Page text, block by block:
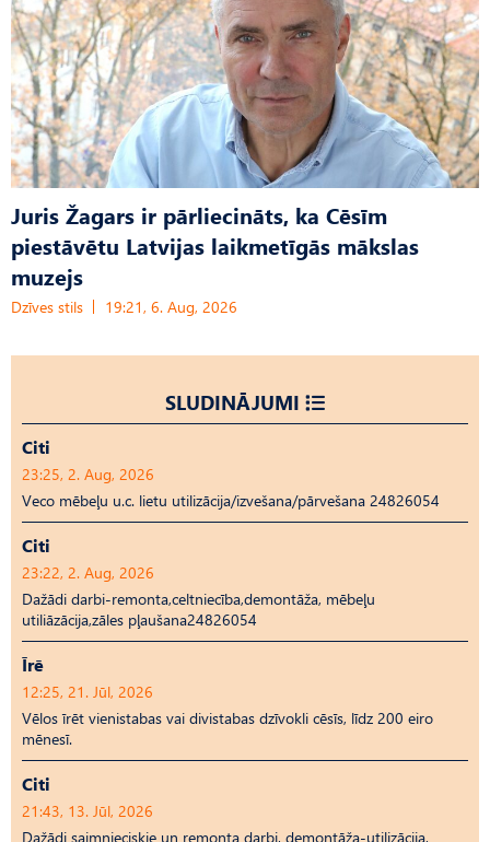
Juris Žagars ir pārliecināts, ka Cēsīm
piestāvētu Latvijas laikmetīgās mākslas
muzejs
Dzīves stils 19:21, 6. Aug, 2026
SLUDINĀJUMI
Citi
23:25, 2. Aug, 2026
Veco mēbeļu u.c. lietu utilizācija/izvešana/pārvešana 24826054
Citi
23:22, 2. Aug, 2026
Dažādi darbi-remonta,celtniecība,demontāža, mēbeļu
utiliāzācija,zāles pļaušana24826054
Īrē
12:25, 21. Jūl, 2026
Vēlos īrēt vienistabas vai divistabas dzīvokli cēsīs, līdz 200 eiro
mēnesī.
Citi
21:43, 13. Jūl, 2026
Dažādi saimnieciskie un remonta darbi, demontāža-utilizācija,